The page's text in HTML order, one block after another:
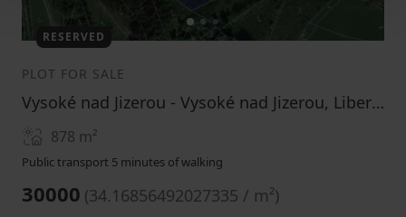
12 3
RESERVED
PLOT FOR SALE
Vysoké nad Jizerou - Vysoké nad Jizerou, Liberecký Region
878 m²
Public transport 5 minutes of walking
30000 (34.16856492027335 / m²)